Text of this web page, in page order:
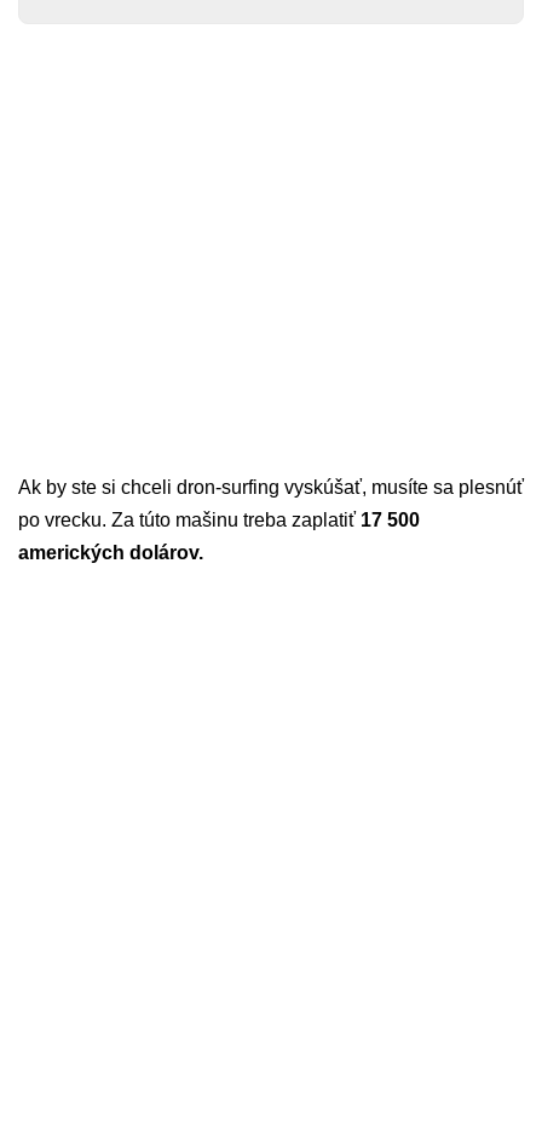
Ak by ste si chceli dron-surfing vyskúšať, musíte sa plesnúť
po vrecku. Za túto mašinu treba zaplatiť 17 500
amerických dolárov.